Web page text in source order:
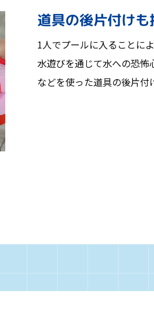
道具の後片付けも
1人でプールに入ることに
水遊びを通じて水への恐怖
などを使った道具の後片付